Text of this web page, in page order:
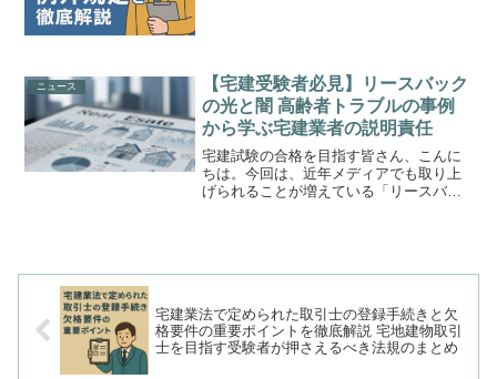
ニュース
【宅建受験者必見】リースバック
の光と闇 高齢者トラブルの事例
から学ぶ宅建業者の説明責任
宅建試験の合格を目指す皆さん、こんに
ちは。今回は、近年メディアでも取り上
げられることが増えている「リースバッ
宅建業法で定められた取引士の登録手続きと欠
格要件の重要ポイントを徹底解説 宅地建物取引
士を目指す受験者が押さえるべき法規のまとめ